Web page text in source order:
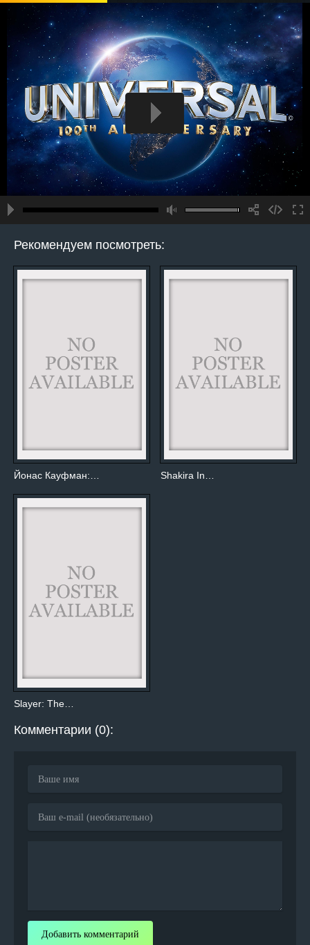
Рекомендуем посмотреть:
Йонас Кауфман:… Shakira In…
Slayer: The…
Комментарии (0):
Добавить комментарий